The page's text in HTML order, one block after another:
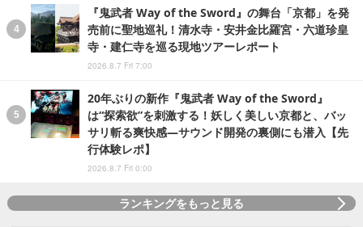
『鬼武者 Way of the Sword』の舞台「京都」を発
売前に聖地巡礼！清水寺・安井金比羅宮・六道珍皇
寺・建仁寺を巡る現地ツアーレポート
2026.8.7 Fri 7:00
20年ぶりの新作『鬼武者 Way of the Sword』
は“探索欲”を刺激する！妖しく美しい京都と、バッ
サリ斬る爽快感―サウンド開発の裏側にも潜入【先
行体験レポ】
2026.8.7 Fri 0:00
ランキングをもっと見る